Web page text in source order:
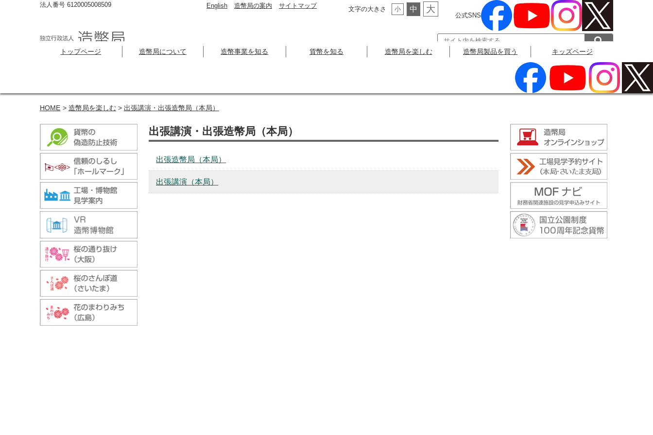
法人番号 6120005008509 English 造幣局の案内 サイトマップ 文字の大きさ 小 中 大
公式SNS
トップページ 造幣局について 造幣事業を知る 貨幣を知る 造幣局を楽しむ 造幣局製品を買う キッズページ
HOME > 造幣局を楽しむ > 出張講演・出張造幣局（本局）
出張講演・出張造幣局（本局）
出張造幣局（本局）
出張講演（本局）